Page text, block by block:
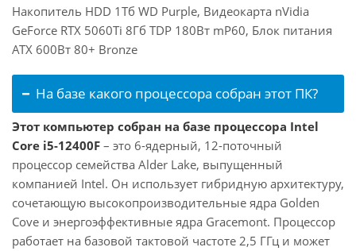
Накопитель HDD 1Тб WD Purple, Видеокарта nVidia
GeForce RTX 5060Ti 8Гб TDP 180Вт mP60, Блок питания
ATX 600Вт 80+ Bronze
На базе какого процессора собран этот ПК?
Этот компьютер собран на базе процессора Intel
Core i5-12400F – это 6-ядерный, 12-поточный
процессор семейства Alder Lake, выпущенный
компанией Intel. Он использует гибридную архитектуру,
сочетающую высокопроизводительные ядра Golden
Cove и энергоэффективные ядра Gracemont. Процессор
работает на базовой тактовой частоте 2,5 ГГц и может